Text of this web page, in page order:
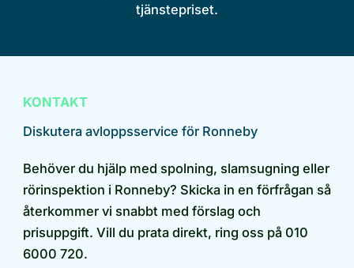
tjänstepriset.
KONTAKT
Diskutera avloppsservice för Ronneby
Behöver du hjälp med spolning, slamsugning eller
rörinspektion i Ronneby? Skicka in en förfrågan så
återkommer vi snabbt med förslag och
prisuppgift. Vill du prata direkt, ring oss på 010
6000 720.